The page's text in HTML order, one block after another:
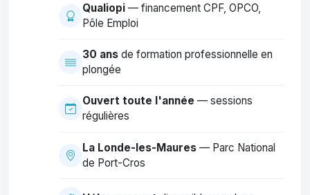
Qualiopi — financement CPF, OPCO,
Pôle Emploi
30 ans de formation professionnelle en
plongée
Ouvert toute l'année — sessions
régulières
La Londe-les-Maures — Parc National
de Port-Cros